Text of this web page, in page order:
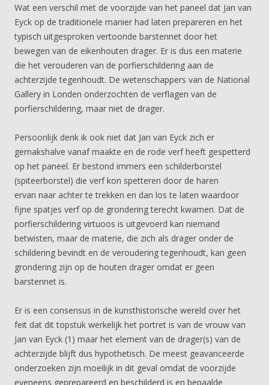
Wat een verschil met de voorzijde van het paneel dat Jan van
Eyck op de traditionele manier had laten prepareren en het
typisch uitgesproken vertoonde barstennet door het
bewegen van de eikenhouten drager. Er is dus een materie
die het verouderen van de porfierschildering aan de
achterzijde tegenhoudt. De wetenschappers van de National
Gallery in Londen onderzochten de verflagen van de
porfierschildering, maar niet de drager.
Persoonlijk denk ik ook niet dat Jan van Eyck zich er
gemakshalve vanaf maakte en de rode verf heeft gespetterd
op het paneel. Er bestond immers een schilderborstel
(spiteerborstel) die verf kon spetteren door de haren
ervan naar achter te trekken en dan los te laten waardoor
fijne spatjes verf op de grondering terecht kwamen. Dat de
porfierschildering virtuoos is uitgevoerd kan niemand
betwisten, maar de materie, die zich als drager onder de
schildering bevindt en de veroudering tegenhoudt, kan geen
grondering zijn op de houten drager omdat er geen
barstennet is.
Er is een consensus in de kunsthistorische wereld over het
feit dat dit topstuk werkelijk het portret is van de vrouw van
Jan van Eyck (1) maar het element van de drager(s) van de
achterzijde blijft dus hypothetisch. De meest geavanceerde
onderzoeken zijn moeilijk in dit geval omdat de voorzijde
eveneens geprepareerd en beschilderd is en bepaalde